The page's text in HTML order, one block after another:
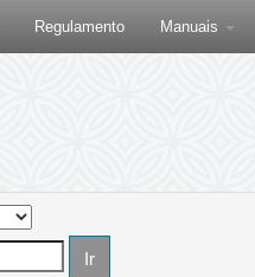
Regulamento Manuais